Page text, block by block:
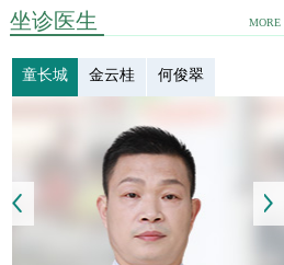
MORE
坐诊医生
童长城 金云桂 何俊翠